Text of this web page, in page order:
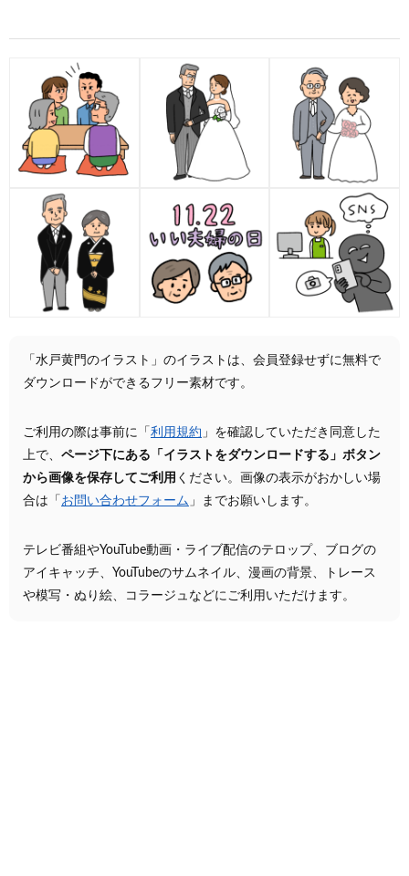
「水戸黄門のイラスト」のイラストは、会員登録せずに無料で
ダウンロードができるフリー素材です。
ご利用の際は事前に「 利用規約 」を確認していただき同意した
上で、 ページ下にある「イラストをダウンロードする」ボタン
から画像を保存してご利用 ください。画像の表示がおかしい場
合は「 お問い合わせフォーム 」までお願いします。
テレビ番組やYouTube動画・ライブ配信のテロップ、ブログの
アイキャッチ、YouTubeのサムネイル、漫画の背景、トレース
や模写・ぬり絵、コラージュなどにご利用いただけます。